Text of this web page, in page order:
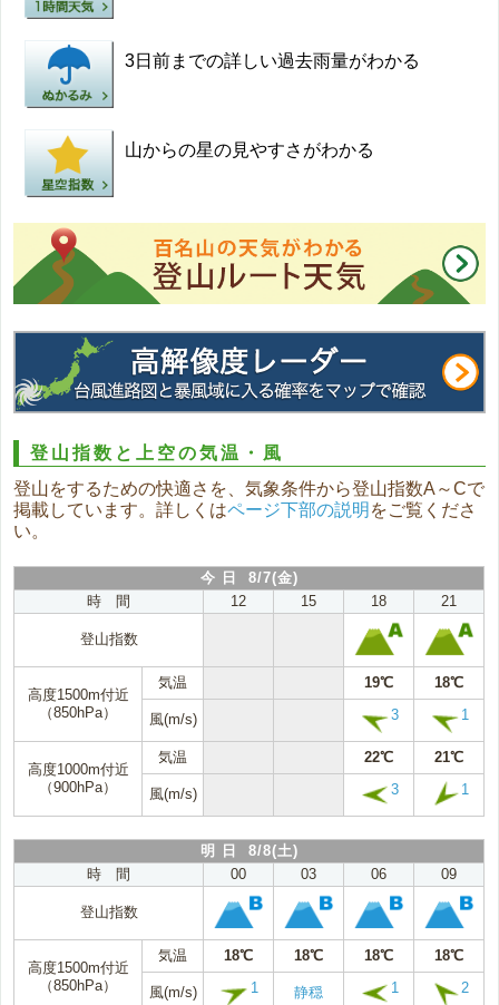
3日前までの詳しい過去雨量がわかる
山からの星の見やすさがわかる
登山指数と上空の気温・風
登山をするための快適さを、気象条件から登山指数A～Cで
掲載しています。詳しくはページ下部の説明 をご覧くださ
い。
今 日 8/7(金)
時 間
12 15 18 21
登山指数
高度1500m付近
（850hPa）
気温 19℃ 18℃
風(m/s) 3 1
高度1000m付近
（900hPa）
気温 22℃ 21℃
風(m/s) 3 1
明 日 8/8(土)
時 間
00 03 06 09
登山指数
高度1500m付近
（850hPa）
気温 18℃ 18℃ 18℃ 18℃
風(m/s) 1 静穏 1 2